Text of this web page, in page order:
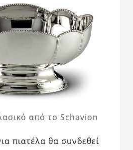
από το Schavion
πιατέλα θα συνδεθεί